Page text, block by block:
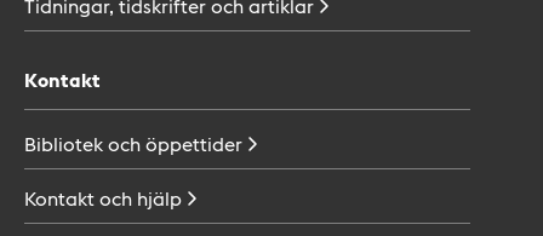
Tidningar, tidskrifter ochartiklar
Kontakt
Bibliotek ochöppettider
Kontakt och hjälp